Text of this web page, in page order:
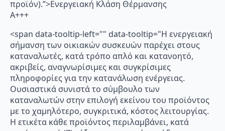
προϊόν).”>Ενεργειακή Κλάση Θέρμανσης
A+++
<span data-tooltip-left="" data-tooltip="Η ενεργειακή
σήμανση των οικιακών συσκευών παρέχει στους
καταναλωτές, κατά τρόπο απλό και κατανοητό,
ακριβείς, αναγνωρίσιμες και συγκρίσιμες
πληροφορίες για την κατανάλωση ενέργειας.
Ουσιαστικά συνιστά το σύμβουλο των
καταναλωτών στην επιλογή εκείνου του προϊόντος
με το χαμηλότερο, συγκριτικά, κόστος λειτουργίας.
Η ετικέτα κάθε προϊόντος περιλαμβάνει, κατά